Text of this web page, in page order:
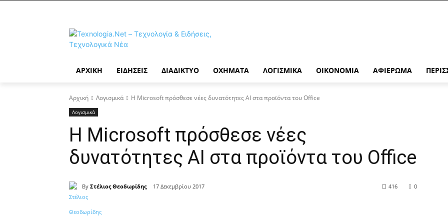
ΑΡΧΙΚΉ ΕΙΔΉΣΕΙΣ ΔΙΑΔΊΚΤΥΟ ΟΧΉΜΑΤΑ ΛΟΓΙΣΜΙΚΆ ΟΙΚΟΝΟΜΊΑ ΑΦΙΈΡΩΜΑ
Αρχική Λογισμικά Η Microsoft πρόσθεσε νέες δυνατότητες AI στα προϊόντα του Office
Λογισμικά
Η Microsoft πρόσθεσε νέες
δυνατότητες AI στα προϊόντα του Office
By Στέλιος Θεοδωρίδης 17 Δεκεμβρίου 2017 0
416
Κοινοποίηση